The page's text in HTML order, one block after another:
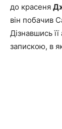
до красеня
він побачив
Дізнавшись її
запискою, в